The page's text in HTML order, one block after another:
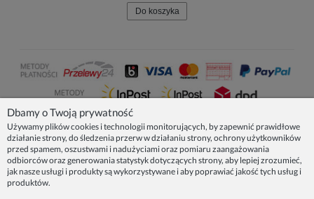
Do koszyka
NASZE PRODUKTY
INFORMACJE
Dbamy o Twoją prywatność
Używamy plików cookies i technologii monitorujących, by zapewnić prawidłowe
działanie strony, do śledzenia przerw w działaniu strony, ochrony użytkowników
przed spamem, oszustwami i nadużyciami oraz pomiaru zaangażowania
odbiorców oraz generowania statystyk dotyczących strony, aby lepiej zrozumieć,
jak nasze usługi i produkty są wykorzystywane i aby poprawiać jakość tych usług i
produktów.